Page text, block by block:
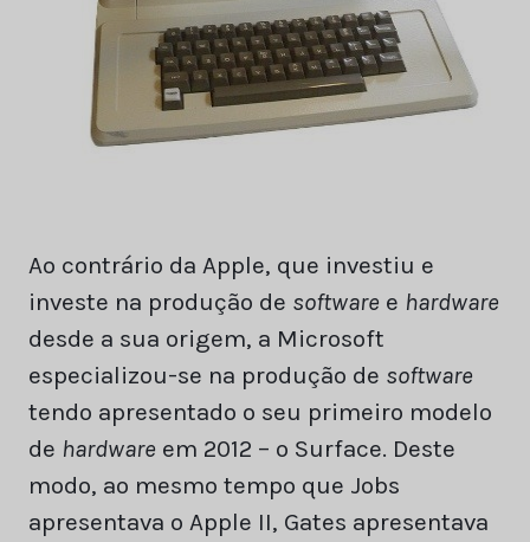
Ao contrário da Apple, que investiu e
investe na produção de software e hardware
desde a sua origem, a Microsoft
especializou-se na produção de software
tendo apresentado o seu primeiro modelo
de hardware em 2012 – o Surface. Deste
modo, ao mesmo tempo que Jobs
apresentava o Apple II, Gates apresentava